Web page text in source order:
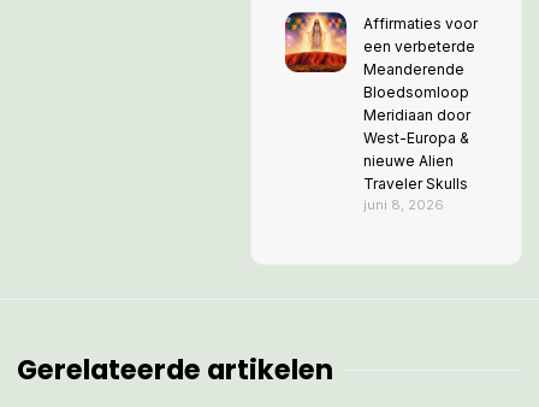
Affirmaties voor
een verbeterde
Meanderende
Bloedsomloop
Meridiaan door
West-Europa &
nieuwe Alien
Traveler Skulls
juni 8, 2026
Gerelateerde artikelen